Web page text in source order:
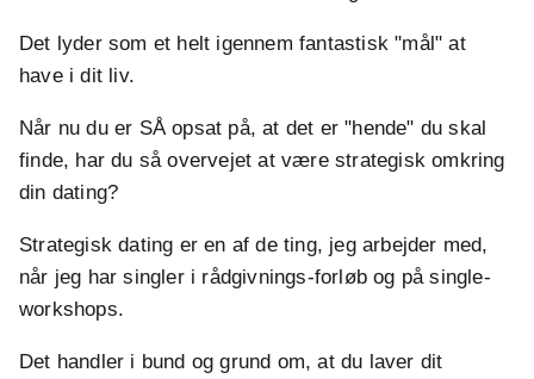
Det lyder som et helt igennem fantastisk "mål" at
have i dit liv.
Når nu du er SÅ opsat på, at det er "hende" du skal
finde, har du så overvejet at være strategisk omkring
din dating?
Strategisk dating er en af de ting, jeg arbejder med,
når jeg har singler i rådgivnings-forløb og på single-
workshops.
Det handler i bund og grund om, at du laver dit